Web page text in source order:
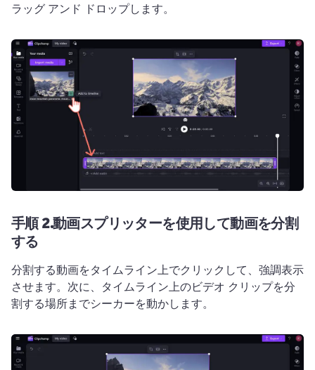
ラッグ アンド ドロップします。
手順 2.動画スプリッターを使用して動画を分割
する
分割する動画をタイムライン上でクリックして、強調表示
させます。 次に、タイムライン上のビデオ クリップを分
割する場所までシーカーを動かします。